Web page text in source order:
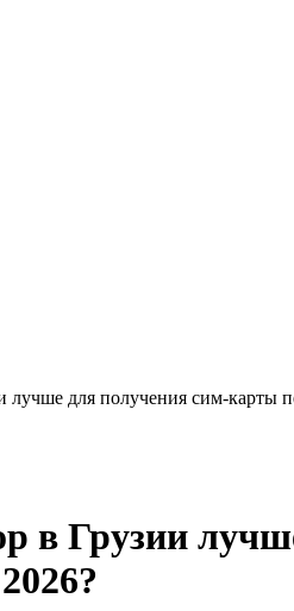
лучше для получения сим-карты
в Грузии